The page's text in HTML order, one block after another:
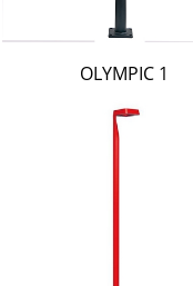
OLYMPIC 1